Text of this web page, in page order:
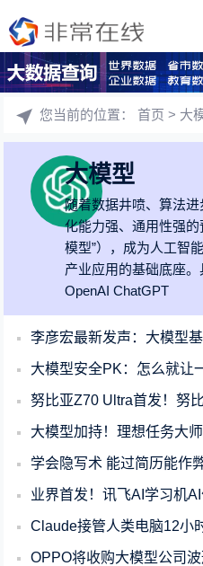
您当前的位置：首页 > 大
大模型
随着数据井喷、算法
化能力强、通用性强
模型”），成为人工智
产业应用的基础底座
OpenAI ChatGPT
李彦宏最新发声：大模型基本消除
大模型安全PK：怎么就让一
努比亚Z70 Ultra首发！努
大模型加持！理想任务大师2.0
学会隐写术 能过简历能作
业界首发！讯飞AI学习机AI作业过滤器来
Claude接管人类电脑12小时：学会摸鱼
OPPO将收购大模型公司波形智